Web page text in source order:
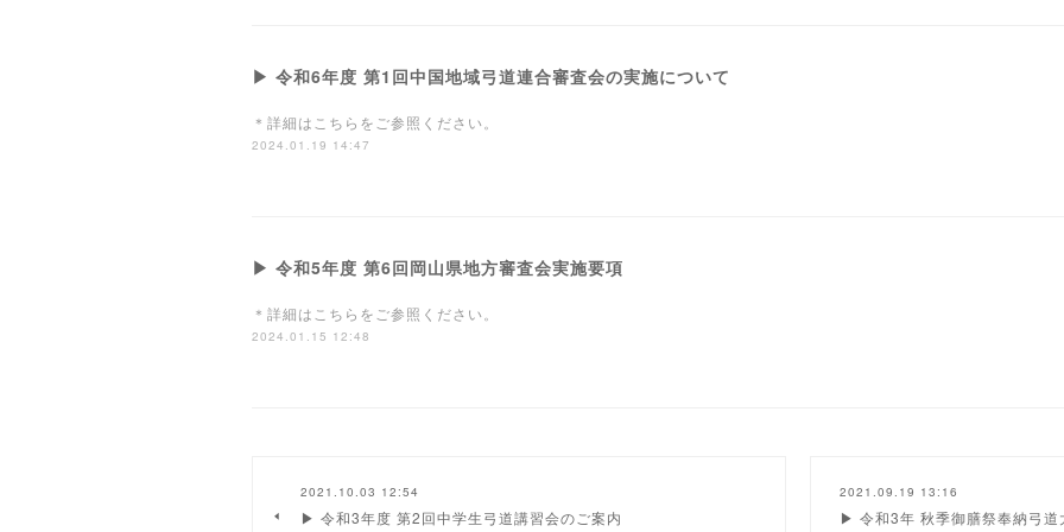
▶ 令和6年度 第1回中国地域弓道連合審査会の実施について
＊詳細はこちらをご参照ください。
2024.01.19 14:47
▶ 令和5年度 第6回岡山県地方審査会実施要項
＊詳細はこちらをご参照ください。
2024.01.15 12:48
2021.10.03 12:54
▶ 令和3年度 第2回中学生弓道講習会のご案内
2021.09.19 13:16
▶ 令和3年 秋季御膳祭奉納弓道